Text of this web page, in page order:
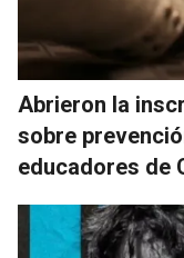
Abrieron la
sobre
educadores de